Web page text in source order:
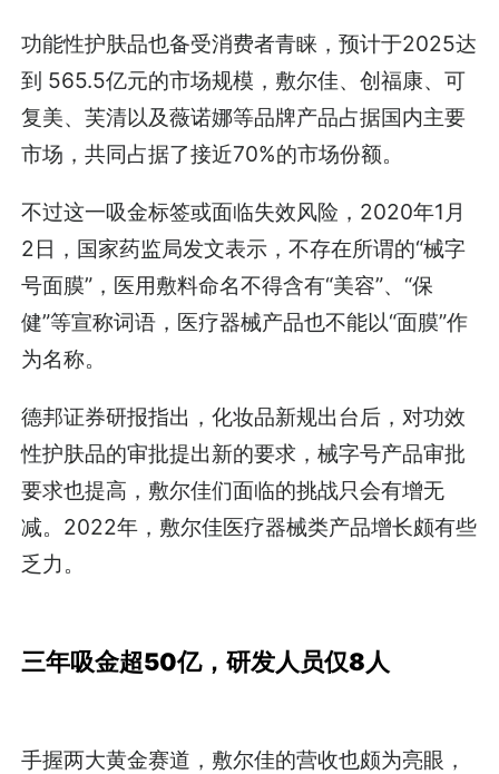
功能性护肤品也备受消费者青睐，预计于2025达
到 565.5亿元的市场规模，敷尔佳、创福康、可
复美、芙清以及薇诺娜等品牌产品占据国内主要
市场，共同占据了接近70%的市场份额。
不过这一吸金标签或面临失效风险，2020年1月
2日，国家药监局发文表示，不存在所谓的“械字
号面膜”，医用敷料命名不得含有“美容”、“保
健”等宣称词语，医疗器械产品也不能以“面膜”作
为名称。
德邦证券研报指出，化妆品新规出台后，对功效
性护肤品的审批提出新的要求，械字号产品审批
要求也提高，敷尔佳们面临的挑战只会有增无
减。2022年，敷尔佳医疗器械类产品增长颇有些
乏力。
三年吸金超50亿，研发人员仅8人
手握两大黄金赛道，敷尔佳的营收也颇为亮眼，